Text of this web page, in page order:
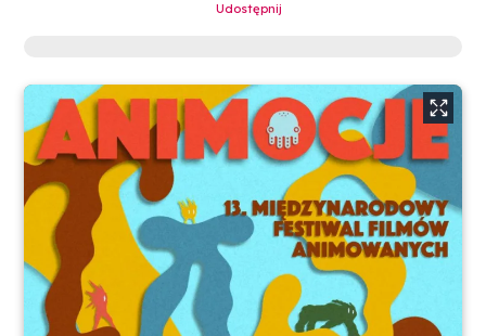
Udostępnij